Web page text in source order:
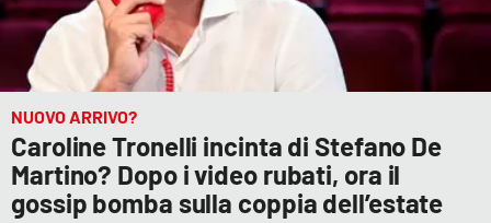
Lacplay.it
Lactv.it
Laconair.it
Lacitymag.it
NUOVO ARRIVO?
Caroline Tronelli incinta di Stefano De
Martino? Dopo i video rubati, ora il
gossip bomba sulla coppia dell’estate